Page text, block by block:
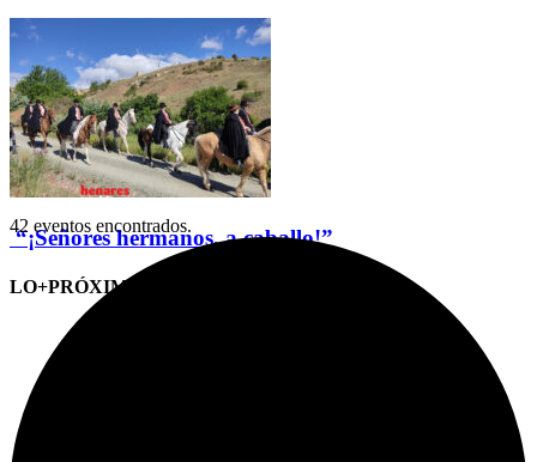
“¡Señores hermanos, a caballo!”
LO+PRÓXIMO (CITAS)
42 eventos encontrados.